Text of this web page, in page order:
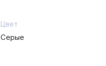
Цвет
Серые